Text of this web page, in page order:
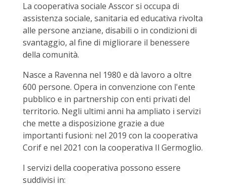
La cooperativa sociale Asscor si occupa di
assistenza sociale, sanitaria ed educativa rivolta
alle persone anziane, disabili o in condizioni di
svantaggio, al fine di migliorare il benessere
della comunità.
Nasce a Ravenna nel 1980 e dà lavoro a oltre
600 persone. Opera in convenzione con l'ente
pubblico e in partnership con enti privati del
territorio. Negli ultimi anni ha ampliato i servizi
che mette a disposizione grazie a due
importanti fusioni: nel 2019 con la cooperativa
Corif e nel 2021 con la cooperativa Il Germoglio.
I servizi della cooperativa possono essere
suddivisi in: